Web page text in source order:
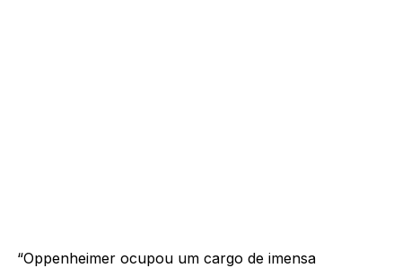
“Oppenheimer ocupou um cargo de imensa